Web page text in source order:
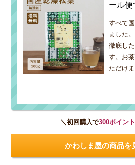
ール便
すべて
ました
徹底し
す。お
ただけま
＼初回購入で300ポイント
かわしま屋の商品を